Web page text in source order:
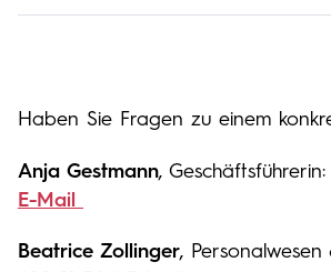
Haben Sie Fragen zu einem
Anja Gestmann,
E-Mail
Beatrice Zollinger,